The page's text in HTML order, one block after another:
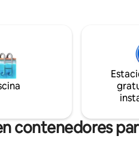
naturaleza, admirando las
atemporales de Otways y Surf
Estos espacios cuentan con
lugares para relajarse,
descansar. Si tienes
seguir a nuestros invitados e
contenedores